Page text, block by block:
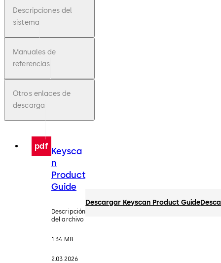
Descripciones del
sistema
Manuales de
referencias
Otros enlaces de
descarga
pdf Keysca
n
Product
Guide
Descripción
del archivo
1.34 MB
2.03.2026
Descargar Keyscan Product Guide